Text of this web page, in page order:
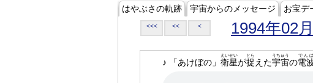
はやぶさの軌跡 宇宙からのメッセージ お宝デ
<<< << < 1994年02月
♪ 「あけぼの」 衛星
えいせい
が捉
とら
えた宇宙
うちゅう
の電
でんぱ